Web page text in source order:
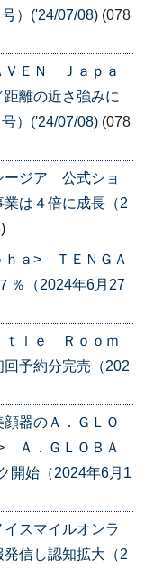
）('24/07/08) (078
ＶＥＮ Ｊａｐａ
離の近さ強みに
）('24/07/08) (078
ージア 公式ショ
は４倍に成長（2
ｈａ> ＴＥＮＧＡ
％（2024年6月27
ｔｌｅ Ｒｏｏｍ
予約分完売（202
器のＡ．ＧＬＯ
Ａ．ＧＬＯＢＡ
開始（2024年6月1
スマイルオンラ
信し認知拡大（2